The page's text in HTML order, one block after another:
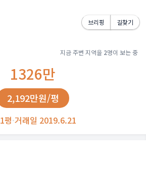
브리핑 길찾기
지금 주변 지역을 2명이 보는 중
1326만
2,192만원/평
1평·거래일 2019.6.21